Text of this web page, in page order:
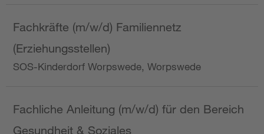
Fachkräfte (m/w/d) Familiennetz
(Erziehungsstellen)
SOS-Kinderdorf Worpswede, Worpswede
Fachliche Anleitung (m/w/d) für den Bereich
Gesundheit & Soziales